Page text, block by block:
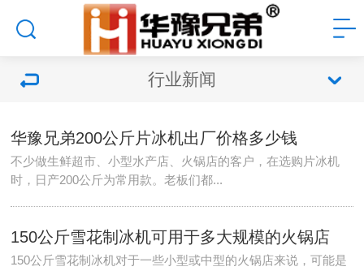
行业新闻
华豫兄弟200公斤片冰机出厂价格多少钱
不少做生鲜超市、小型水产店、火锅店的客户，在选购片冰机
时，日产200公斤为常用款。老板们都...
150公斤雪花制冰机可用于多大规模的火锅店
150公斤雪花制冰机对于一些小型或中型的火锅店来说，可能是